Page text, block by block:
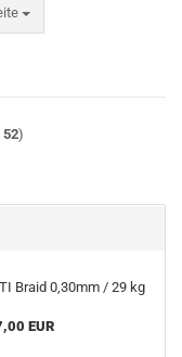
52)
Braid 0,30mm / 29 kg
EUR